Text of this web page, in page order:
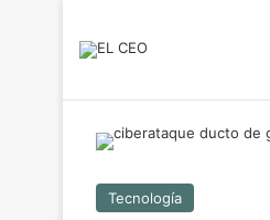
Tecnología